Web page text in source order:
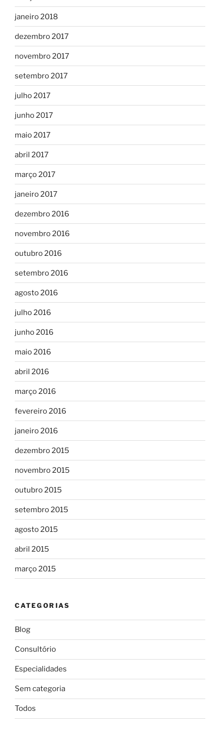
janeiro 2018
dezembro 2017
novembro 2017
setembro 2017
julho 2017
junho 2017
maio 2017
abril 2017
março 2017
janeiro 2017
dezembro 2016
novembro 2016
outubro 2016
setembro 2016
agosto 2016
julho 2016
junho 2016
maio 2016
abril 2016
março 2016
fevereiro 2016
janeiro 2016
dezembro 2015
novembro 2015
outubro 2015
setembro 2015
agosto 2015
abril 2015
março 2015
CATEGORIAS
Blog
Consultório
Especialidades
Sem categoria
Todos